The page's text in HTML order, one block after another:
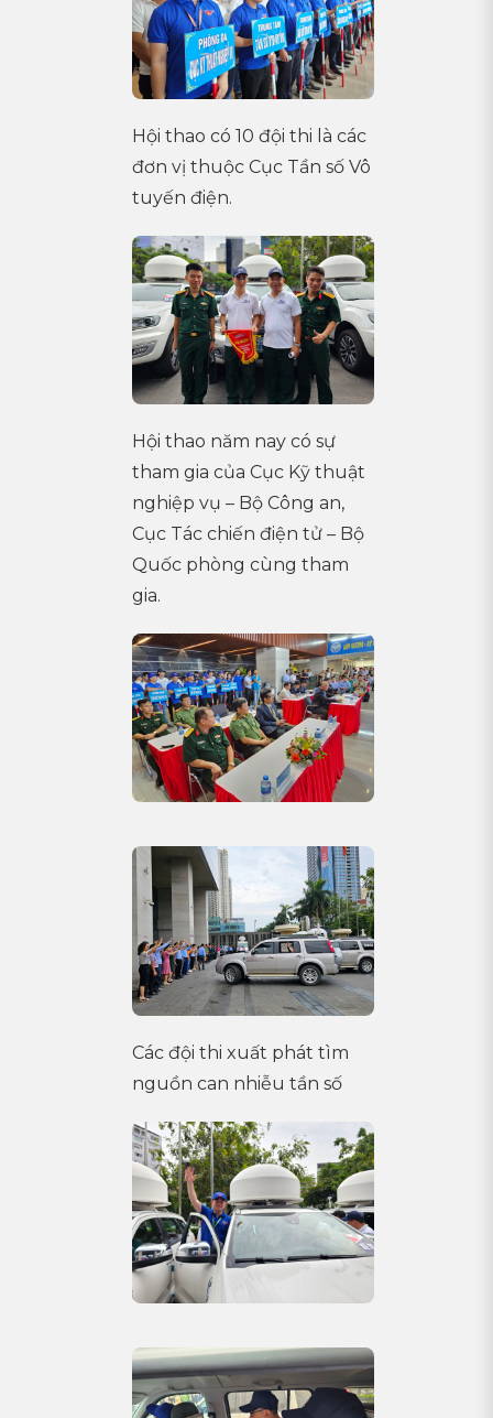
Hội thao có 10 đội thi là các
đơn vị thuộc Cục Tần số Vô
tuyến điện.
Hội thao năm nay có sự
tham gia của Cục Kỹ thuật
nghiệp vụ – Bộ Công an,
Cục Tác chiến điện tử – Bộ
Quốc phòng cùng tham
gia.
Các đội thi xuất phát tìm
nguồn can nhiễu tần số